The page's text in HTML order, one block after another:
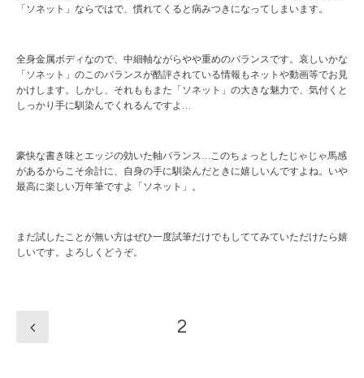
「ソネット」ならではで、慣れてくると病みつきになってしまいます。
全身金属ボディなので、中細軸ながらやや重めのバランスです。哀しいかな
「ソネット」のこのバランスが酷評されている情報もネットや動画等でお見
かけします。しかし、それももまた「ソネット」の大きな魅力で、気付くと
しっかり手に馴染んでくれるんですよ…
豪快な書き味とエッジの効いた軸バランス…このちょっとしたじゃじゃ馬感
があるからこそ余計に、自身の手に馴染んだときに嬉しいんですよね。いや
最高に楽しい万年筆ですよ「ソネット」。
まだ試したことが無い方はぜひ一度試筆だけでもしててみていただけたら嬉
しいです。よろしくどうぞ。
2